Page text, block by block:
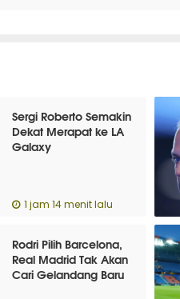
Sergi Roberto Semakin
Dekat Merapat ke LA
Galaxy
1 jam 14 menit lalu
Rodri Pilih Barcelona,
Real Madrid Tak Akan
Cari Gelandang Baru